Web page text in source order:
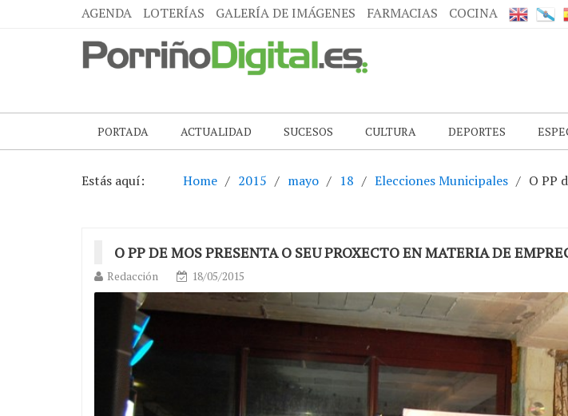
AGENDA LOTERÍAS GALERÍA DE IMÁGENES FARMACIAS COCINA
PORTADA ACTUALIDAD SUCESOS CULTURA DEPORTES
Estás aquí: Home 2015 mayo 18 Elecciones Municipales O PP
O PP DE MOS PRESENTA O SEU PROXECTO EN MATERIA DE
Redacción 18/05/2015